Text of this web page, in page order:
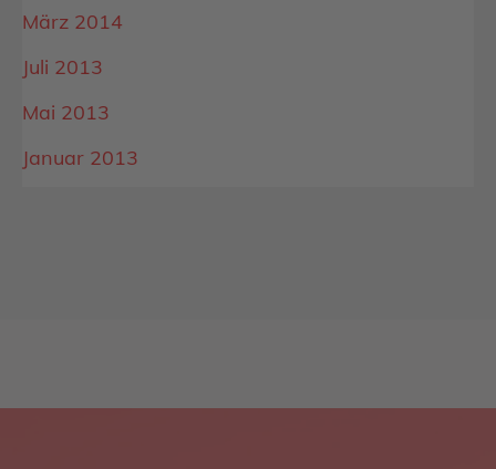
März 2014
Juli 2013
Mai 2013
Januar 2013